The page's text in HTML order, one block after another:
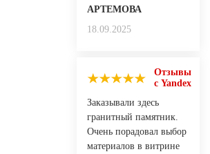
АРТЕМОВА
18.09.2025
Отзывы
с Yandex
Заказывали здесь
гранитный памятник.
Очень порадовал выбор
материалов в витрине